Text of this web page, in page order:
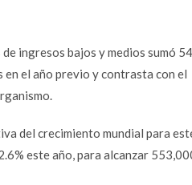
ingresos bajos y medios sumó
el año previo y contrasta con el
del crecimiento mundial para
este año, para alcanzar